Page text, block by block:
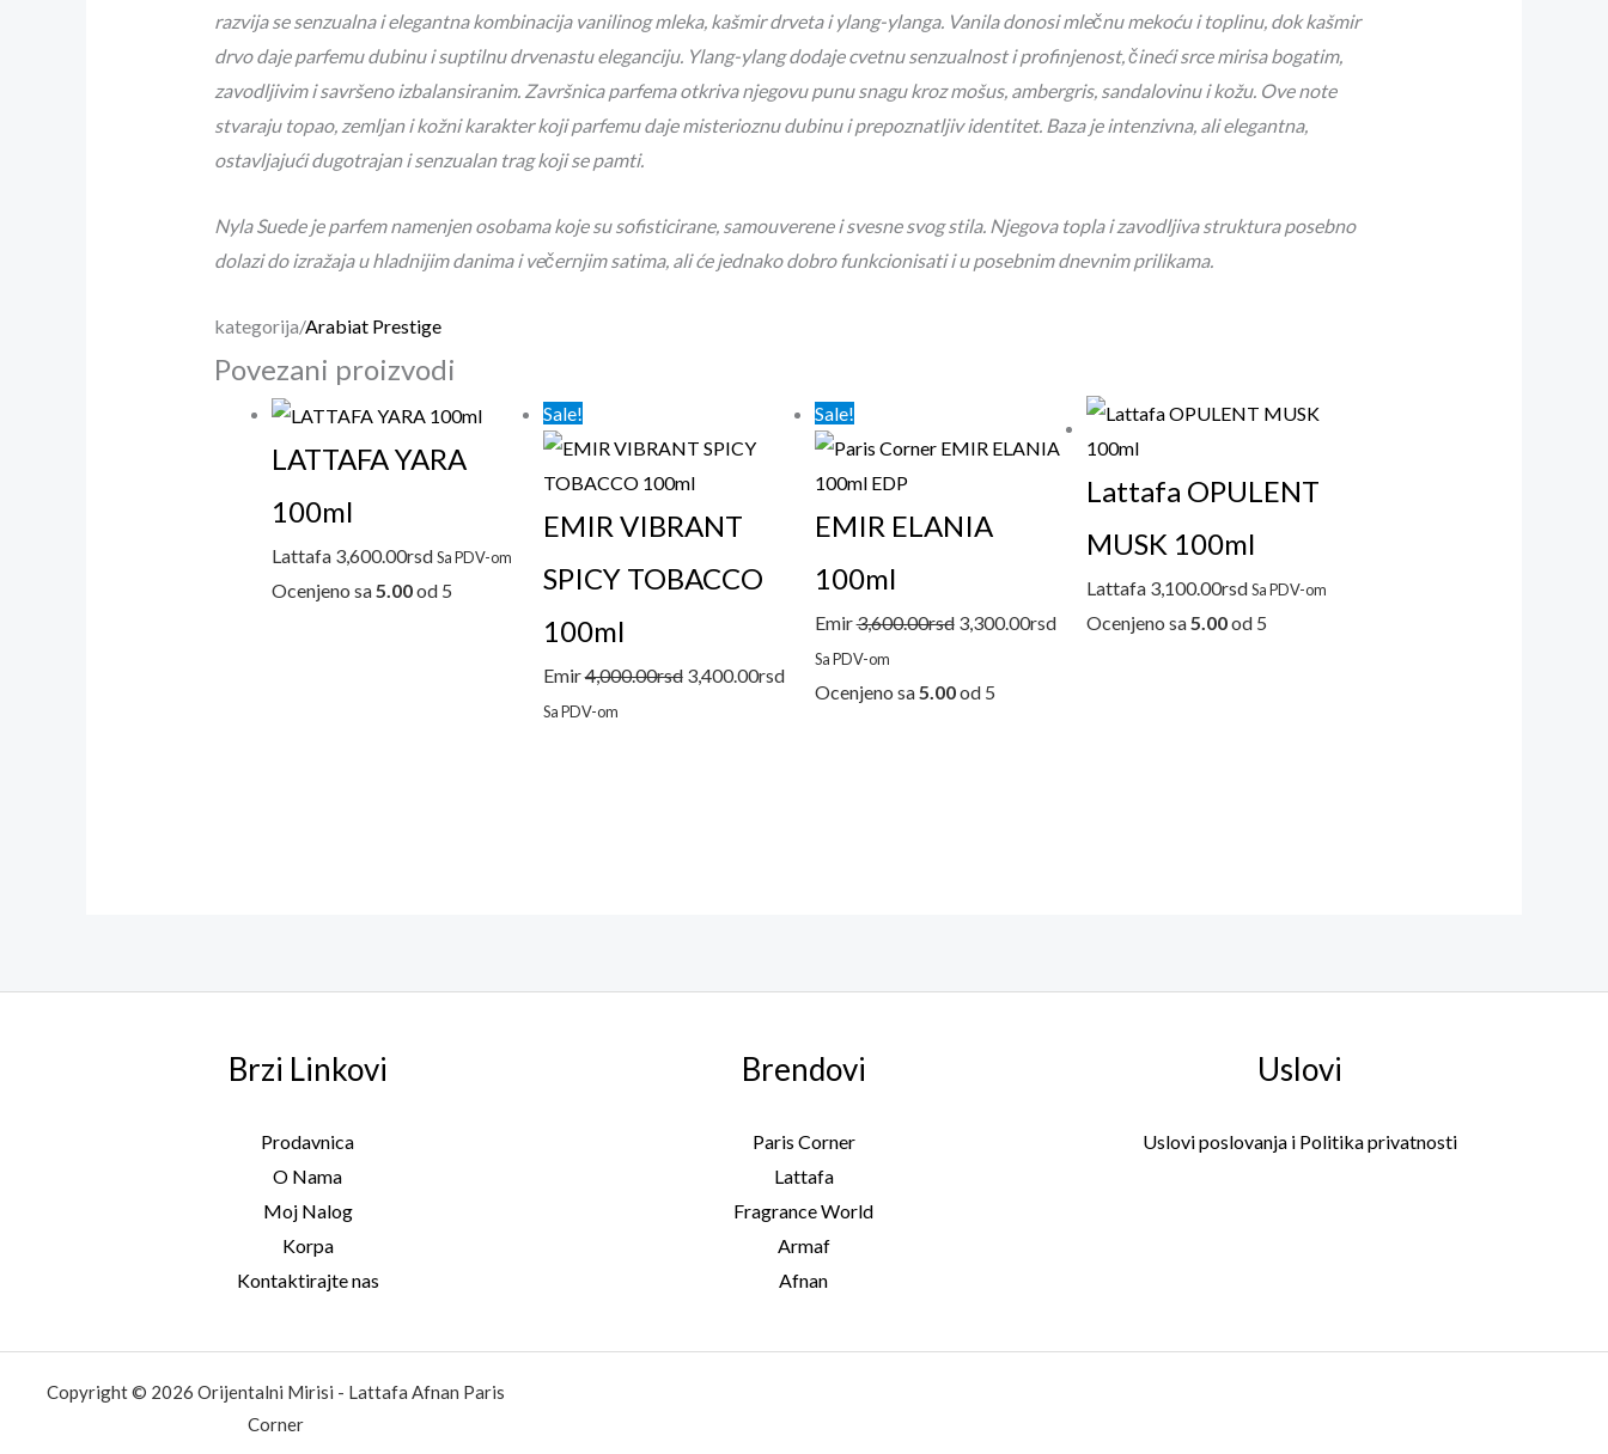
razvija se senzualna i elegantna kombinacija vanilinog mleka, kašmir drveta i ylang-ylanga. Vanila donosi mlečnu mekoću i toplinu, dok kašmir
drvo daje parfemu dubinu i suptilnu drvenastu eleganciju. Ylang-ylang dodaje cvetnu senzualnost i profinjenost, čineći srce mirisa bogatim,
zavodljivim i savršeno izbalansiranim. Završnica parfema otkriva njegovu punu snagu kroz mošus, ambergris, sandalovinu i kožu. Ove note
stvaraju topao, zemljan i kožni karakter koji parfemu daje misterioznu dubinu i prepoznatljiv identitet. Baza je intenzivna, ali elegantna,
ostavljajući dugotrajan i senzualan trag koji se pamti.
Nyla Suede je parfem namenjen osobama koje su sofisticirane, samouverene i svesne svog stila. Njegova topla i zavodljiva struktura posebno
dolazi do izražaja u hladnijim danima i večernjim satima, ali će jednako dobro funkcionisati i u posebnim dnevnim prilikama.
kategorija/Arabiat Prestige
Povezani proizvodi
LATTAFA YARA
100ml
Lattafa 3,600.00rsd Sa PDV-om
Ocenjeno sa5.00od 5
Sale!
EMIR VIBRANT
SPICY TOBACCO
100ml
Emir4,000.00rsd
cena
je
bila:
3,400.00rsd
Trenutna
cena
3,400.00rsd.
Sa PDV-om
Sale!
EMIR ELANIA
100ml
Emir3,600.00rsd
cena
bila:
3,300.00rsd
Trenutna
cena
Sa PDV-om
Ocenjeno sa 5.00od 5
Lattafa OPULENT
MUSK 100ml
Lattafa 3,100.00rsd Sa PDV-om
Ocenjeno sa 5.00od 5
Brzi Linkovi
Prodavnica
O Nama
Moj Nalog
Korpa
Kontaktirajte nas
Brendovi
Paris Corner
Lattafa
Fragrance World
Armaf
Afnan
Uslovi
Uslovi poslovanja i Politika privatnosti
Copyright © 2026 Orijentalni Mirisi - Lattafa Afnan Paris
Corner